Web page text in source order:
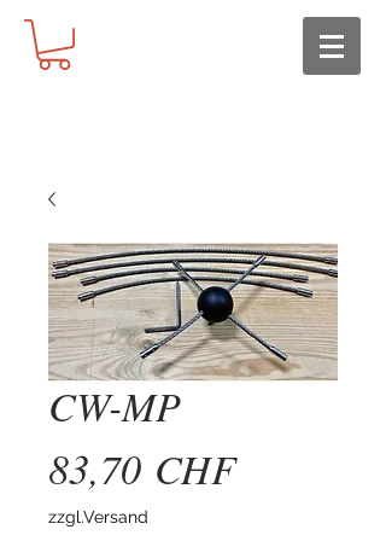
CW-MP
83,70 CHFPreis
zzgl.Versand